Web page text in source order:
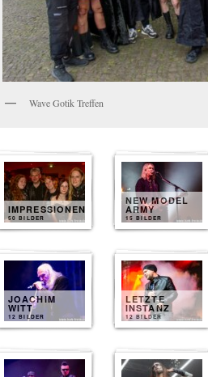
Wave Gotik Treffen
IMPRESSIONEN
50 BILDER
NEW MODEL
ARMY
15 BILDER
JOACHIM
WITT
12 BILDER
LETZTE
INSTANZ
12 BILDER